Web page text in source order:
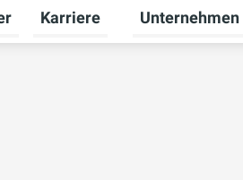
Karriere
Untermenü für
Unternehmen